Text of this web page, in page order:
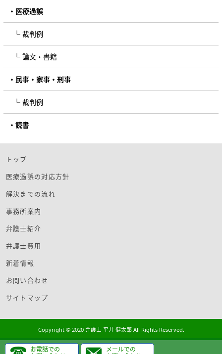
医療過誤
裁判例
論文・書籍
民事・家事・刑事
裁判例
読書
トップ
医療過誤の対応方針
解決までの流れ
事務所案内
弁護士紹介
弁護士費用
新着情報
お問い合わせ
サイトマップ
Copyright © 2020 弁護士 平井 健太郎 All Rights Reserved.
お電話での
メールでの